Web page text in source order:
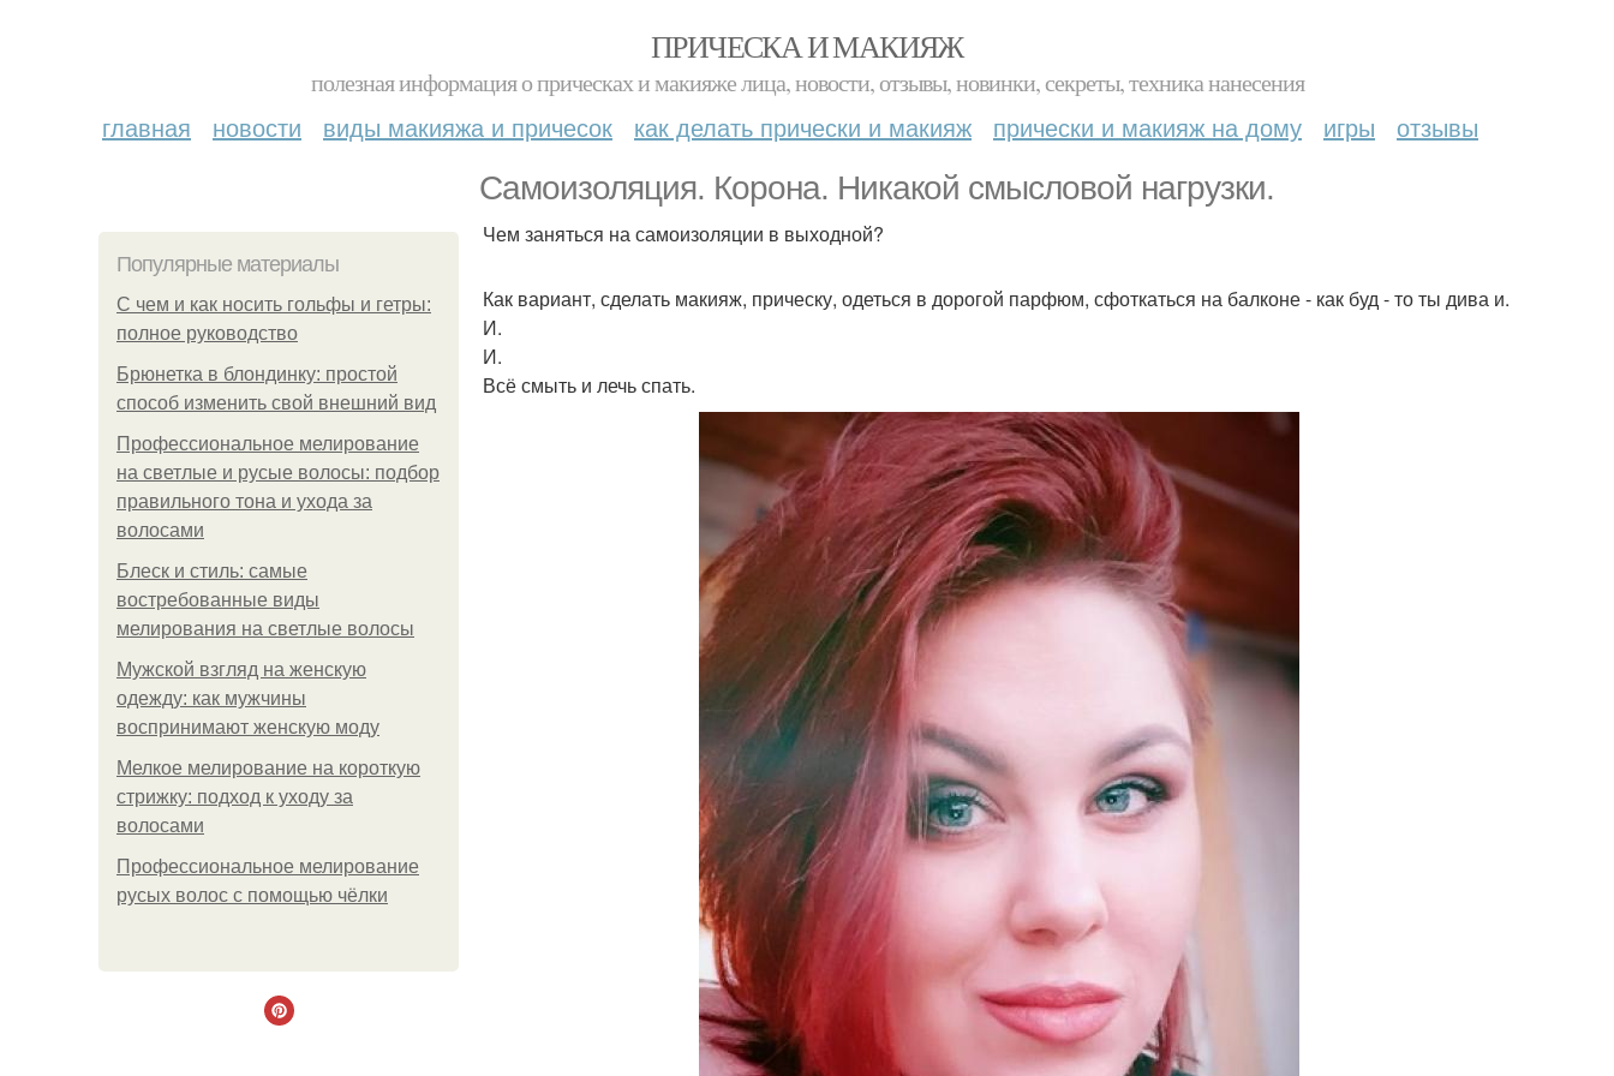
ПРИЧЕСКА И МАКИЯЖ
полезная информация о прическах и макияже лица, новости, отзывы, новинки, секреты, техника нанесения
главная новости виды макияжа и причесок как делать прически и макияж прически и макияж на дому игры отзывы
Самоизоляция. Корона. Никакой смысловой нагрузки.
Популярные материалы
С чем и как носить гольфы и гетры:
полное руководство
Брюнетка в блондинку: простой
способ изменить свой внешний вид
Профессиональное мелирование
на светлые и русые волосы: подбор
правильного тона и ухода за
волосами
Блеск и стиль: самые
востребованные виды
мелирования на светлые волосы
Мужской взгляд на женскую
одежду: как мужчины
воспринимают женскую моду
Мелкое мелирование на короткую
стрижку: подход к уходу за
волосами
Профессиональное мелирование
русых волос с помощью чёлки
Чем заняться на самоизоляции в выходной?
Как вариант, сделать макияж, прическу, одеться в дорогой парфюм, сфоткаться на балконе - как буд - то ты дива и.
И.
И.
Всё смыть и лечь спать.